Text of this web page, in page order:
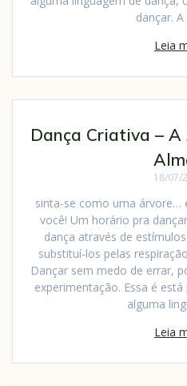
dançar.
Leia
Dança Criativa –
18/07/
sinta-se como uma árvore…
você! Um horário pra
dança através de
substituí-los pelas
Dançar sem medo de errar,
experimentação. Essa é
alguma
Leia